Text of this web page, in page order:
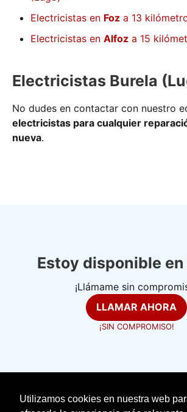
Utilizamos cookies en nuestra web
Electricistas en Foz a 13
Electricistas en Alfoz a 15
Electricistas Burela
No dudes en contactar con nuestro
electricistas para cualquier
nueva.
Estoy disponible en
¡Llámame sin
LLAMAR AHORA
¡SIN COMPROMISO!
electricistasexpertos.com